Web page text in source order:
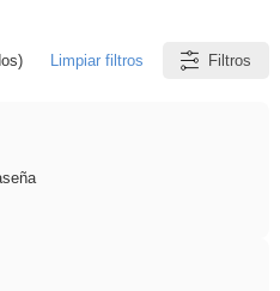
Limpiar filtros Filtros